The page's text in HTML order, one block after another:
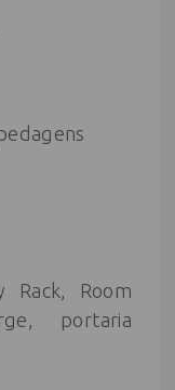
Rack, Room
portaria